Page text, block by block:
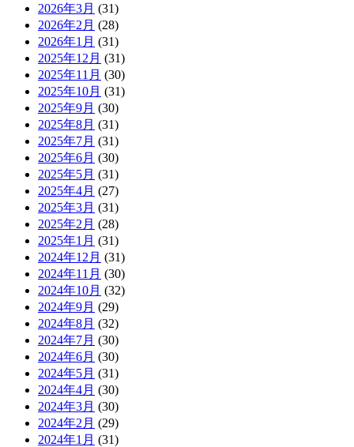
2026年3月 (31)
2026年2月 (28)
2026年1月 (31)
2025年12月 (31)
2025年11月 (30)
2025年10月 (31)
2025年9月 (30)
2025年8月 (31)
2025年7月 (31)
2025年6月 (30)
2025年5月 (31)
2025年4月 (27)
2025年3月 (31)
2025年2月 (28)
2025年1月 (31)
2024年12月 (31)
2024年11月 (30)
2024年10月 (32)
2024年9月 (29)
2024年8月 (32)
2024年7月 (30)
2024年6月 (30)
2024年5月 (31)
2024年4月 (30)
2024年3月 (30)
2024年2月 (29)
2024年1月 (31)